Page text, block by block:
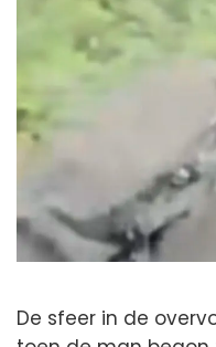
De sfeer in de